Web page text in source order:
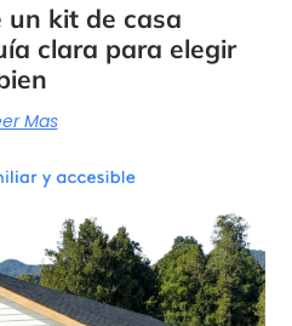
un kit de casa
clara para elegir
Mas